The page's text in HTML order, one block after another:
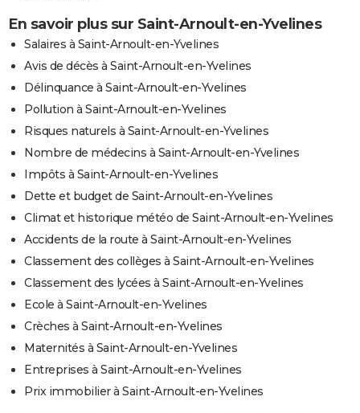
En savoir plus sur Saint-Arnoult-en-Yvelines
Salaires à Saint-Arnoult-en-Yvelines
Avis de décès à Saint-Arnoult-en-Yvelines
Délinquance à Saint-Arnoult-en-Yvelines
Pollution à Saint-Arnoult-en-Yvelines
Risques naturels à Saint-Arnoult-en-Yvelines
Nombre de médecins à Saint-Arnoult-en-Yvelines
Impôts à Saint-Arnoult-en-Yvelines
Dette et budget de Saint-Arnoult-en-Yvelines
Climat et historique météo de Saint-Arnoult-en-Yvelines
Accidents de la route à Saint-Arnoult-en-Yvelines
Classement des collèges à Saint-Arnoult-en-Yvelines
Classement des lycées à Saint-Arnoult-en-Yvelines
Ecole à Saint-Arnoult-en-Yvelines
Crèches à Saint-Arnoult-en-Yvelines
Maternités à Saint-Arnoult-en-Yvelines
Entreprises à Saint-Arnoult-en-Yvelines
Prix immobilier à Saint-Arnoult-en-Yvelines